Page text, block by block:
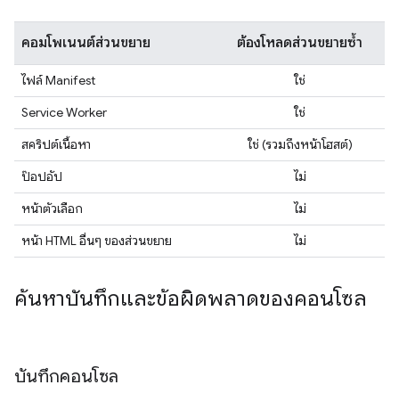
คอมโพเนนต์ส่วนขยาย ต้องโหลดส่วนขยายซ้ำ
ไฟล์ Manifest
ใช่
Service Worker
ใช่
สคริปต์เนื้อหา
ใช่ (รวมถึงหน้าโฮสต์)
ป๊อปอัป
ไม่
หน้าตัวเลือก
ไม่
หน้า HTML อื่นๆ ของส่วนขยาย
ไม่
ค้นหาบันทึกและข้อผิดพลาดของคอนโซล
บันทึกคอนโซล